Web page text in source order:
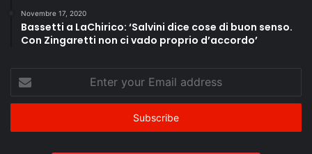
14
Rinascita Italia: The Young Hope - DROR
EYDAR
15
Rinascita Italia : The Young Hope
-“PNRR/MISSIONE 1. INNOVAZIONE TECNOLOGICA
“PNRR/MISSIONE 2. RIVOLUZIONE VERDE E
Novembre 17, 2020
Bassetti a LaChirico: ‘Salvini dice cose di buon senso.
Con Zingaretti non ci vado proprio d’accordo’
your
Email